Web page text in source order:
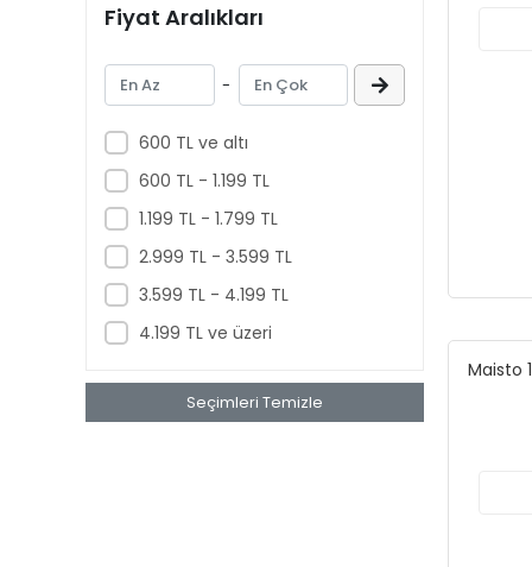
Fiyat Aralıkları
-
600 TL ve altı
600 TL - 1.199 TL
1.199 TL - 1.799 TL
2.999 TL - 3.599 TL
3.599 TL - 4.199 TL
4.199 TL ve üzeri
Seçimleri Temizle
Maisto